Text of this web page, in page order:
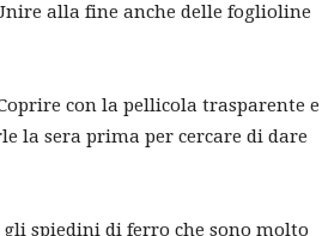
alla fine anche delle foglioline
con la pellicola trasparente e
la sera prima per cercare di dare
spiedini di ferro che sono molto